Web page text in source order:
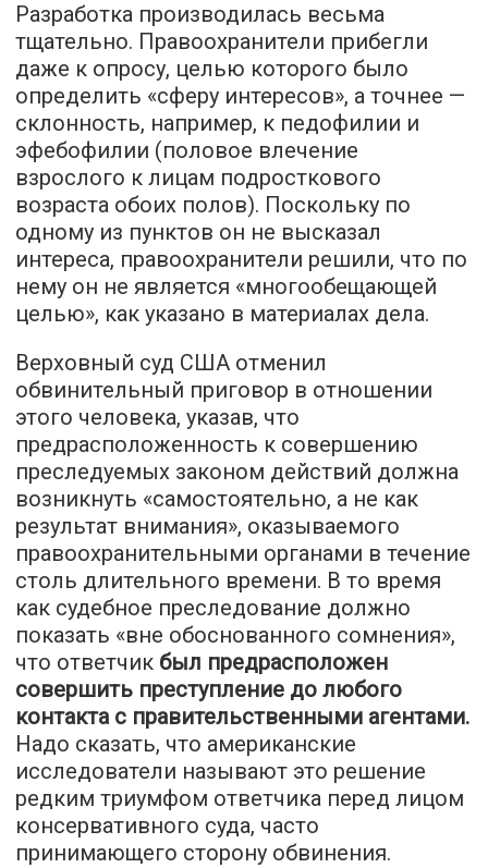
Разработка производилась весьма
тщательно. Правоохранители прибегли
даже к опросу, целью которого было
определить «сферу интересов», а точнее —
склонность, например, к педофилии и
эфебофилии (половое влечение
взрослого к лицам подросткового
возраста обоих полов). Поскольку по
одному из пунктов он не высказал
интереса, правоохранители решили, что по
нему он не является «многообещающей
целью», как указано в материалах дела.
Верховный суд США отменил
обвинительный приговор в отношении
этого человека, указав, что
предрасположенность к совершению
преследуемых законом действий должна
возникнуть «самостоятельно, а не как
результат внимания», оказываемого
правоохранительными органами в течение
столь длительного времени. В то время
как судебное преследование должно
показать «вне обоснованного сомнения»,
что ответчик был предрасположен
совершить преступление до любого
контакта с правительственными агентами.
Надо сказать, что американские
исследователи называют это решение
редким триумфом ответчика перед лицом
консервативного суда, часто
принимающего сторону обвинения.